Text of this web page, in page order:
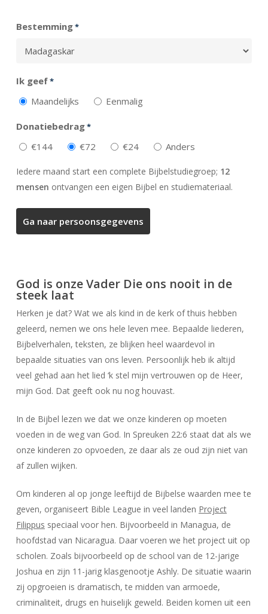
Bestemming*
Ik geef*
Maandelijks Eenmalig
Donatiebedrag*
€144 €72 €24 Anders
Iedere maand start een complete Bijbelstudiegroep; 12
mensen ontvangen een eigen Bijbel en studiemateriaal.
God is onze Vader Die ons nooit in de
steek laat
Herken je dat? Wat we als kind in de kerk of thuis hebben
geleerd, nemen we ons hele leven mee. Bepaalde liederen,
Bijbelverhalen, teksten, ze blijken heel waardevol in
bepaalde situaties van ons leven. Persoonlijk heb ik altijd
veel gehad aan het lied ‘k stel mijn vertrouwen op de Heer,
mijn God. Dat geeft ook nu nog houvast.
In de Bijbel lezen we dat we onze kinderen op moeten
voeden in de weg van God. In Spreuken 22:6 staat dat als we
onze kinderen zo opvoeden, ze daar als ze oud zijn niet van
af zullen wijken.
Om kinderen al op jonge leeftijd de Bijbelse waarden mee te
geven, organiseert Bible League in veel landen Project
Filippus speciaal voor hen. Bijvoorbeeld in Managua, de
hoofdstad van Nicaragua. Daar voeren we het project uit op
scholen. Zoals bijvoorbeeld op de school van de 12-jarige
Joshua en zijn 11-jarig klasgenootje Ashly. De situatie waarin
zij opgroeien is dramatisch, te midden van armoede,
criminaliteit, drugs en huiselijk geweld. Beiden komen uit een